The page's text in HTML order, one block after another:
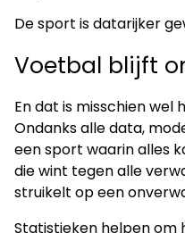
De sport is datarijker
Voetbal blijft
En dat is misschien wel
Ondanks alle data,
een sport waarin alles
die wint tegen alle
struikelt op een
Statistieken helpen om